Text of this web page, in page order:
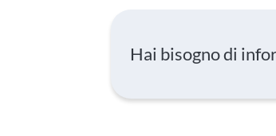
Hai bisogno di